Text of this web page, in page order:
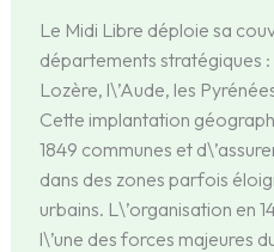
Le Midi Libre déploie sa
départements stratégiques :
Lozère, l\’Aude, les
Cette implantation
1849 communes et
dans des zones parfois
urbains. L\’organisation en
l\’une des forces majeures